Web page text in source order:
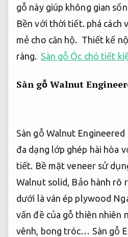
gỗ này giúp không gian
Bền với thời tiết. phá cách
mẻ cho căn hộ. Thiết kế
ràng. Sàn gỗ Óc chó tiết
Sàn gỗ Walnut
Sàn gỗ Walnut
đa dạng lớp ghép hài hòa
tiết. Bề mặt veneer sử
Walnut solid, Bảo hành rõ
dưới là ván ép plywood
vấn đề của gỗ thiên nhiên
vênh, bong tróc… Sàn gỗ